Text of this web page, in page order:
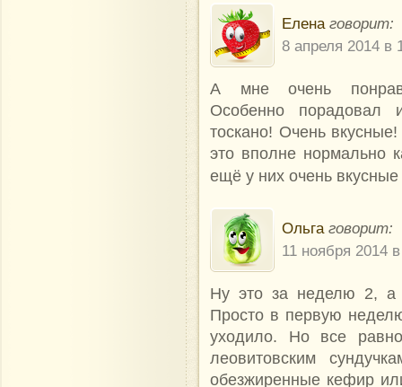
Елена говорит:
8 апреля 2014 в
А мне очень
Особенно порадовал
тоскано! Очень
это вполне нормально
ещё у них очень
Ольга говорит:
11 ноября 2014
Ну это за неделю 2, а
Просто в первую
уходило. Но все
леовитовским
обезжиренные кефир